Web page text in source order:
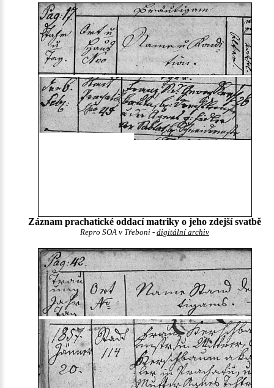
Záznam prachatické oddací matriky o jeho zdejší svatbě
Repro SOA v Třeboni - digitální archiv